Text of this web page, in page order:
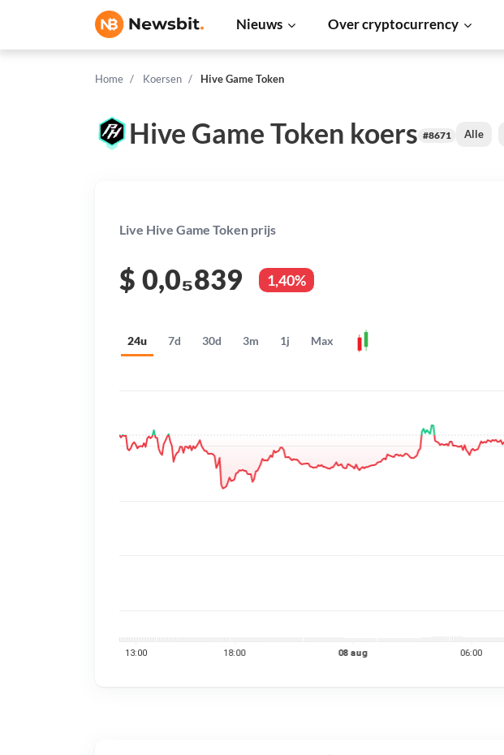
Nieuws Over cryptocurrency
Home Koersen Hive Game Token
Hive Game Token koers #8671 Alle
Live Hive Game Token prijs
$ 0,0₅839 1,40%
24u 7d 30d 3m 1j Max